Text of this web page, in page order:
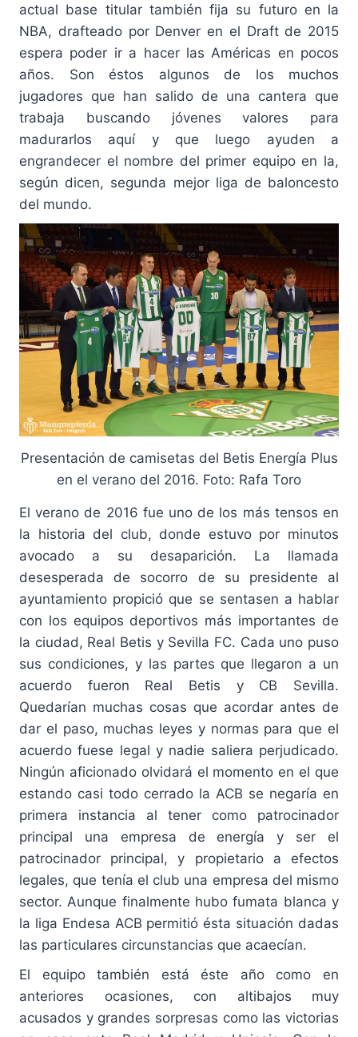
actual base titular también fija su futuro en la
NBA, drafteado por Denver en el Draft de 2015
espera poder ir a hacer las Américas en pocos
años. Son éstos algunos de los muchos
jugadores que han salido de una cantera que
trabaja buscando jóvenes valores para
madurarlos aquí y que luego ayuden a
engrandecer el nombre del primer equipo en la,
según dicen, segunda mejor liga de baloncesto
del mundo.
Presentación de camisetas del Betis Energía Plus
en el verano del 2016. Foto: Rafa Toro
El verano de 2016 fue uno de los más tensos en
la historia del club, donde estuvo por minutos
avocado a su desaparición. La llamada
desesperada de socorro de su presidente al
ayuntamiento propició que se sentasen a hablar
con los equipos deportivos más importantes de
la ciudad, Real Betis y Sevilla FC. Cada uno puso
sus condiciones, y las partes que llegaron a un
acuerdo fueron Real Betis y CB Sevilla.
Quedarían muchas cosas que acordar antes de
dar el paso, muchas leyes y normas para que el
acuerdo fuese legal y nadie saliera perjudicado.
Ningún aficionado olvidará el momento en el que
estando casi todo cerrado la ACB se negaría en
primera instancia al tener como patrocinador
principal una empresa de energía y ser el
patrocinador principal, y propietario a efectos
legales, que tenía el club una empresa del mismo
sector. Aunque finalmente hubo fumata blanca y
la liga Endesa ACB permitió ésta situación dadas
las particulares circunstancias que acaecían.
El equipo también está éste año como en
anteriores ocasiones, con altibajos muy
acusados y grandes sorpresas como las victorias